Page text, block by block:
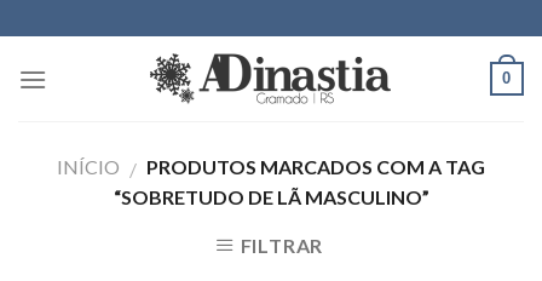
to
content
0
INÍCIO / PRODUTOS MARCADOS COM A TAG
“SOBRETUDO DE LÃ MASCULINO”
FILTRAR